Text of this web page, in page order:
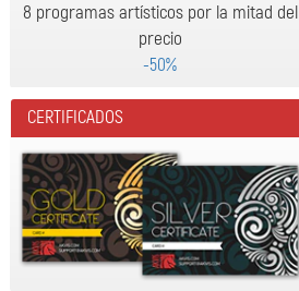
8 programas artísticos por la mitad del
precio
-50%
CERTIFICADOS